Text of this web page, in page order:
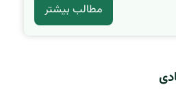
مطالب بیشتر